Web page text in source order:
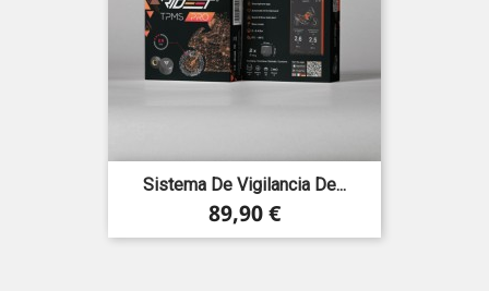
Sistema De Vigilancia De...
Precio
89,90 €